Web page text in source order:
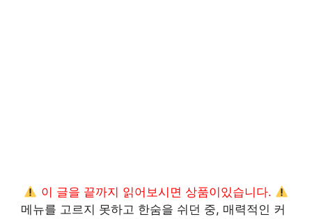
이 글을 끝까지 읽어보시면 상품이있습니다.
메뉴를 고르지 못하고 한숨을 쉬던 중, 매력적인 커